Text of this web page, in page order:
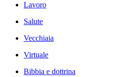
Lavoro
Salute
Vecchiaia
Virtuale
Bibbia e dottrina